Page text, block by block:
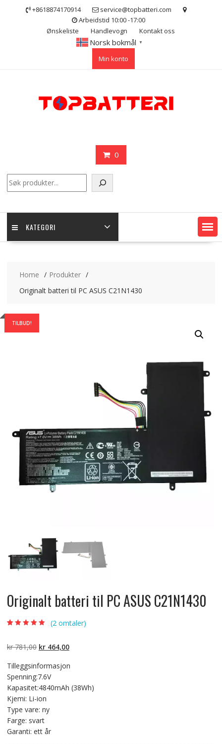
+8618874170914
service@topbatteri.com
Arbeidstid 10:00 -17:00
Ønskeliste
Handlevogn Kontakt oss
Norsk bokmål ▼
Min konto
0
KATEGORI
Home
Produkter
Originalt batteri til PC ASUS C21N1430
TILBUD!
Originalt batteri til PC ASUS C21N1430
kundevurderinger
(2omtaler)
kr781,00 Opprinnelig
var:
kr 781,00.
kr464,00Nåværende
er:
Tilleggsinformasjon
Spenning:7.6V
Kapasitet:4840mAh (38Wh)
Kjemi: Li-ion
Type vare: ny
Farge: svart
Garanti: ett år